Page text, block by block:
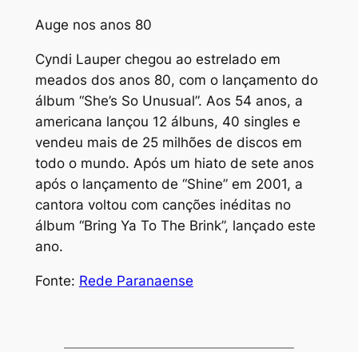
Auge nos anos 80
Cyndi Lauper chegou ao estrelado em
meados dos anos 80, com o lançamento do
álbum “She’s So Unusual”. Aos 54 anos, a
americana lançou 12 álbuns, 40 singles e
vendeu mais de 25 milhões de discos em
todo o mundo. Após um hiato de sete anos
após o lançamento de “Shine” em 2001, a
cantora voltou com canções inéditas no
álbum “Bring Ya To The Brink”, lançado este
ano.
Fonte: Rede Paranaense